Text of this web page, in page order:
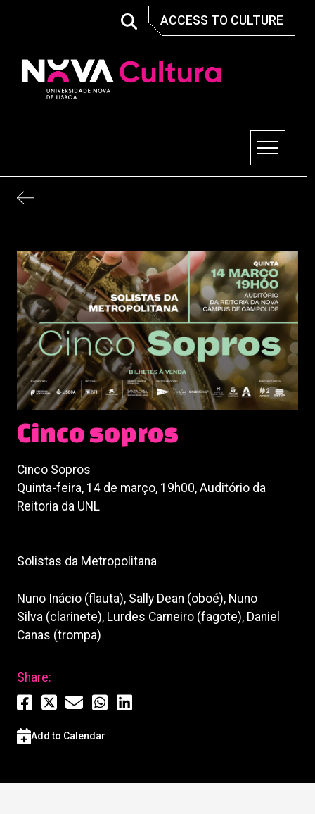
ACCESS TO CULTURE
Cinco sopros
Cinco Sopros
Quinta-feira, 14 de março, 19h00, Auditório da
Reitoria da UNL
Solistas da Metropolitana
Nuno Inácio (flauta), Sally Dean (oboé), Nuno
Silva (clarinete), Lurdes Carneiro (fagote), Daniel
Canas (trompa)
Share:
Add to Calendar